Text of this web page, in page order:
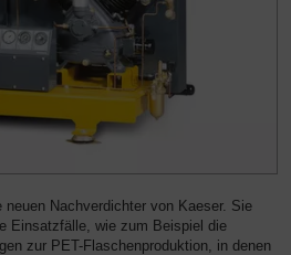
Nachverdichter von Kaeser. Sie
Einsatzfälle, wie zum Beispiel die
zur PET-Flaschenproduktion, in denen